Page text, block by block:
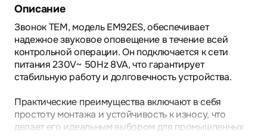
Описание
Звонок TEM, модель EM92ES, обеспечивает
надежное звуковое оповещение в течение всей
контрольной операции. Он подключается к сети
питания 230V~ 50Hz 8VA, что гарантирует
стабильную работу и долговечность устройства.
Практические преимущества включают в себя
простоту монтажа и устойчивость к износу, что
делает его идеальным выбором для промышленных